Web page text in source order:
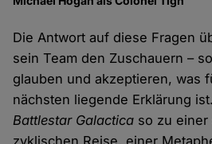
Die Antwort auf diese Fragen
sein Team den Zuschauern –
glauben und akzeptieren, was
nächsten liegende Erklärung
Battlestar Galactica so zu
zyklischen Reise, einer